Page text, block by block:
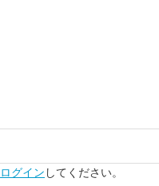
ログイン してください。